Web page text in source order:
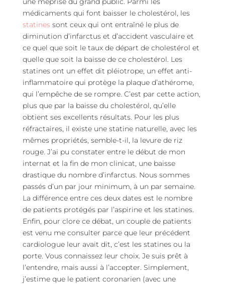
médicaments qui font baisser le cholestérol, les
statines sont ceux qui ont entraîné le plus de
diminution d’infarctus et d’accident vasculaire et
ce quel que soit le taux de départ de cholestérol et
quelle que soit la baisse de ce cholestérol. Les
statines ont un effet dit pléiotrope, un effet anti-
inflammatoire qui protège la plaque d’athérome,
qui l’empêche de se rompre. C’est par cette action,
plus que par la baisse du cholestérol, qu’elle
obtient ses excellents résultats. Pour les plus
réfractaires, il existe une statine naturelle, avec les
mêmes propriétés, semble-t-il, la levure de riz
rouge. J’ai pu constater entre le début de mon
internat et la fin de mon clinicat, une baisse
drastique du nombre d’infarctus. Nous sommes
passés d’un par jour minimum, à un par semaine.
La différence entre ces deux dates est le nombre
de patients protégés par l’aspirine et les statines.
Enfin, pour clore ce débat, un couple de patients
est venu me consulter parce que leur précédent
cardiologue leur avait dit, c’est les statines ou la
porte. Vous connaissez leur choix. Je suis prêt à
l’entendre, mais aussi à l’accepter. Simplement,
j’estime que le patient coronarien (avec une